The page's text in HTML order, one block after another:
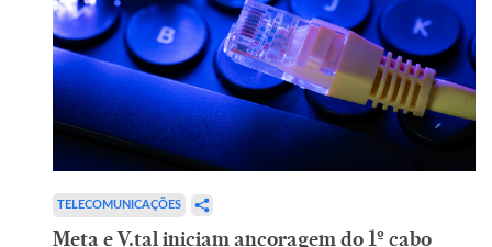
TELECOMUNICAÇÕES
Meta e V.tal iniciam ancoragem do 1º cabo